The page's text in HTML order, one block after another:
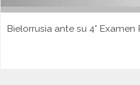
Bielorrusia ante su 4°